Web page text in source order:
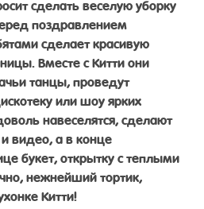
поздравлением
сделает красивую
Вместе с Китти они
танцы, проведут
или шоу ярких
навеселятся, сделают
видео, а в конце
букет, открытку с теплыми
нежнейший тортик,
Китти!